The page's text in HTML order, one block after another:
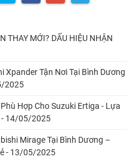
THAY MỚI? DẤU HIỆU NHẬN
Xpander Tận Nơi Tại Bình Dương
2025
Hợp Cho Suzuki Ertiga - Lựa
- 14/05/2025
Mirage Tại Bình Dương –
- 13/05/2025